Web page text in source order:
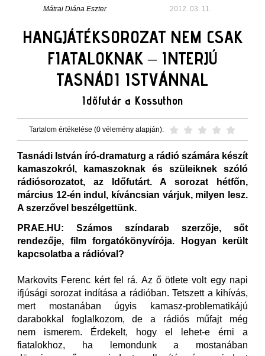
Mátrai Diána Eszter 2012. 03. 11.
HANGJÁTÉKSOROZAT NEM CSAK
FIATALOKNAK – INTERJÚ
TASNÁDI ISTVÁNNAL
Időfutár a Kossuthon
Tartalom értékelése (0 vélemény alapján):
Tasnádi István író-dramaturg a rádió számára készít
kamaszokról, kamaszoknak és szüleiknek szóló
rádiósorozatot, az Időfutárt. A sorozat hétfőn,
március 12-én indul, kíváncsian várjuk, milyen lesz.
A szerzővel beszélgettünk.
PRAE.HU: Számos színdarab szerzője, sőt
rendezője, film forgatókönyvírója. Hogyan került
kapcsolatba a rádióval?
Markovits Ferenc kért fel rá. Az ő ötlete volt egy napi
ifjúsági sorozat indítása a rádióban. Tetszett a kihívás,
mert mostanában úgyis kamasz-problematikájú
darabokkal foglalkozom, de a rádiós műfajt még
nem ismerem. Érdekelt, hogy el lehet-e érni a
fiatalokhoz, ha lemondunk a mostanában